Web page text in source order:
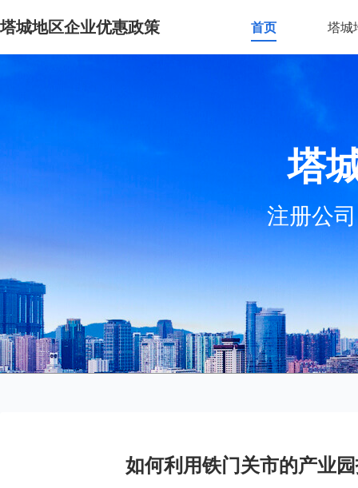
塔城地区企业优惠政策 首页 塔城
塔
注册公
如何利用铁门关市的产业